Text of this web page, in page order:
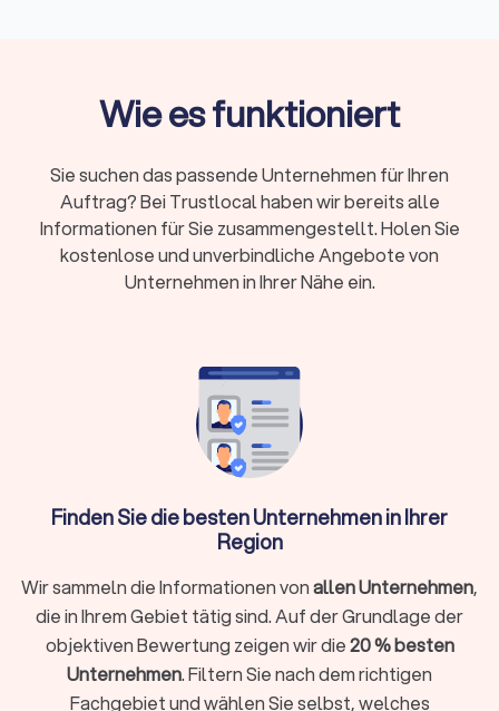
sondern auch die gewünschte Dienstleistung lässt sich
in Deutschland erste Hinweise auf das Portfolio erhalten. Eine
kostenlose Erstberatung, eine Spezialisierung auf
Immobilienfinanzierungen oder Anschlussfinanzierungen, die
Beratung online oder persönlich vor Ort sind nur einige der
Informationen, die Ihnen transparent und übersichtlich für die
Erstauswahl zur Verfügung stehen. Finden Sie in unserer Top
Wie finde ich den richtigen Berater für meine
Unsere Plattform Trustlocal ist Ihre optimale Hilfestellung
bei der Suche nach einem Finanzberater für Immobilien,
Übersicht der Anbieter etwas leichter fällt, sollten Sie für die
Vorauswahl einige Faktoren berücksichtigen, um den
Baufinanzierung zu finden:
Expertise und Spezialisierung für die Baufinanzierung
Qualifikation und Erfahrung
Bewertungen für Beratungen
Kosten für die Beratung zur Baufinanzierung
Wie es funktioniert
Sie suchen das passende Unternehmen für Ihren
Auftrag? Bei Trustlocal haben wir bereits alle
Informationen für Sie zusammengestellt. Holen Sie
kostenlose und unverbindliche Angebote von
Unternehmen in Ihrer Nähe ein.
Finden Sie die besten Unternehmen in Ihrer
Region
Wir sammeln die Informationen vonallen Unternehmen,
die in Ihrem Gebiet tätig sind. Auf der Grundlage der
objektiven Bewertung zeigen wir die20 % besten
Unternehmen. Filtern Sie nach dem richtigen
Fachgebiet und wählen Sie selbst, welches